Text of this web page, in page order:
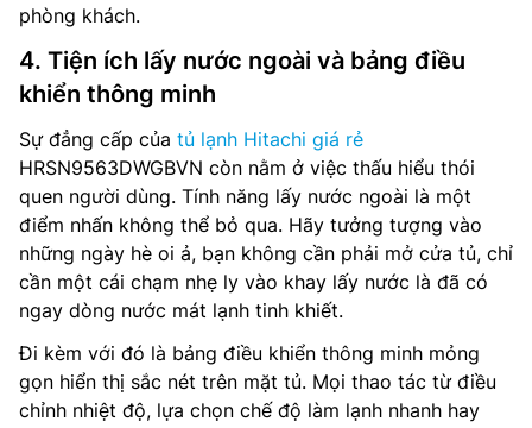
phòng khách.
4. Tiện ích lấy nước ngoài và bảng điều
khiển thông minh
Sự đẳng cấp của tủ lạnh Hitachi giá rẻ
HRSN9563DWGBVN còn nằm ở việc thấu hiểu thói
quen người dùng. Tính năng lấy nước ngoài là một
điểm nhấn không thể bỏ qua. Hãy tưởng tượng vào
những ngày hè oi ả, bạn không cần phải mở cửa tủ, chỉ
cần một cái chạm nhẹ ly vào khay lấy nước là đã có
ngay dòng nước mát lạnh tinh khiết.
Đi kèm với đó là bảng điều khiển thông minh mỏng
gọn hiển thị sắc nét trên mặt tủ. Mọi thao tác từ điều
chỉnh nhiệt độ, lựa chọn chế độ làm lạnh nhanh hay